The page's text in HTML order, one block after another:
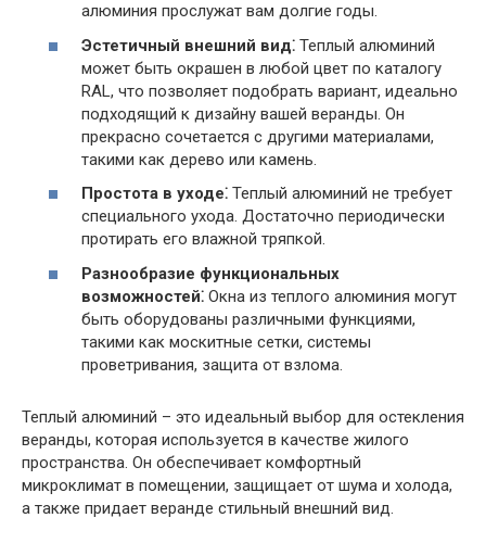
алюминия прослужат вам долгие годы.
Эстетичный внешний вид⁚ Теплый алюминий
может быть окрашен в любой цвет по каталогу
RAL, что позволяет подобрать вариант, идеально
подходящий к дизайну вашей веранды. Он
прекрасно сочетается с другими материалами,
такими как дерево или камень.
Простота в уходе⁚ Теплый алюминий не требует
специального ухода. Достаточно периодически
протирать его влажной тряпкой.
Разнообразие функциональных
возможностей⁚ Окна из теплого алюминия могут
быть оборудованы различными функциями,
такими как москитные сетки, системы
проветривания, защита от взлома.
Теплый алюминий – это идеальный выбор для остекления
веранды, которая используется в качестве жилого
пространства. Он обеспечивает комфортный
микроклимат в помещении, защищает от шума и холода,
а также придает веранде стильный внешний вид.